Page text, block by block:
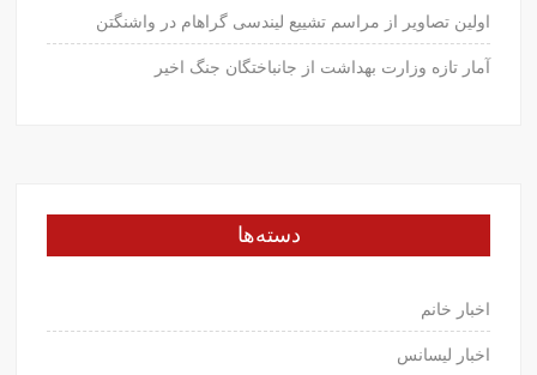
اولین تصاویر از مراسم تشییع لیندسی گراهام در واشنگتن
آمار تازه وزارت بهداشت از جانباختگان جنگ اخیر
دسته‌ها
اخبار خانم
اخبار لیسانس